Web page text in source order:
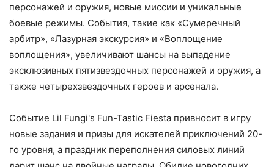
персонажей и оружия, новые миссии и уникальные
боевые режимы. События, такие как «Сумеречный
арбитр», «Лазурная экскурсия» и «Воплощение
воплощения», увеличивают шансы на выпадение
эксклюзивных пятизвездочных персонажей и оружия, а
также четырехзвездочных героев и арсенала.
Событие Lil Fungi's Fun-Tastic Fiesta привносит в игру
новые задания и призы для искателей приключений 20-
го уровня, а праздник переполнения силовых линий